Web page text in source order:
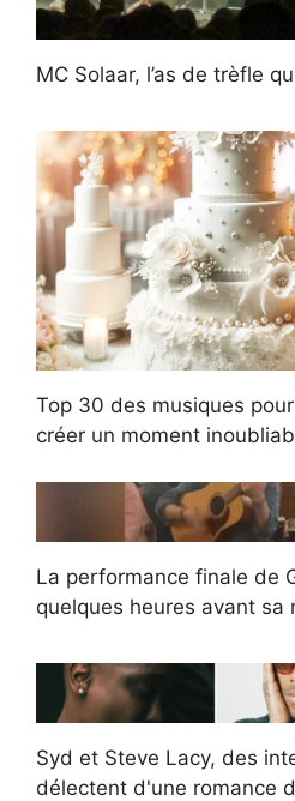
MC Solaar, l’as de trèfle
Top 30 des musiques
créer un moment
La performance finale de
quelques heures avant sa
Syd et Steve Lacy, des
délectent d'une romance